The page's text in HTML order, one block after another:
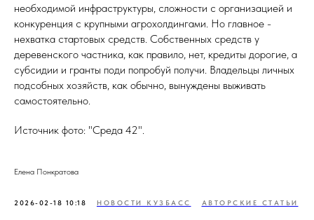
необходимой инфраструктуры, сложности с организацией и
конкуренция с крупными агрохолдингами. Но главное -
нехватка стартовых средств. Собственных средств у
деревенского частника, как правило, нет, кредиты дорогие, а
субсидии и гранты поди попробуй получи. Владельцы личных
подсобных хозяйств, как обычно, вынуждены выживать
самостоятельно.
Источник фото: "Среда 42".
Елена Понкратова
2026-02-18 10:18 НОВОСТИ КУЗБАСС АВТОРСКИЕ СТАТЬИ